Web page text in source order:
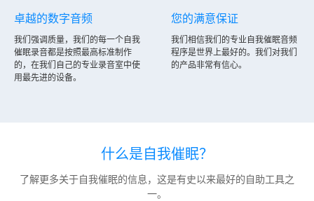
卓越的数字音频
我们强调质量，我们的每一个自我
催眠录音都是按照最高标准制作
的，在我们自己的专业录音室中使
用最先进的设备。
您的满意保证
我们相信我们的专业自我催眠音频
程序是世界上最好的。我们对我们
的产品非常有信心。
什么是自我催眠？
了解更多关于自我催眠的信息，这是有史以来最好的自助工具之
一。